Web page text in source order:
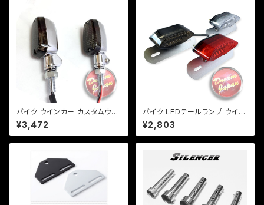
バイク ウインカー カスタムウイ
ンカー ver.1 【シルバー/スモー
クレンズ】 汎用 2個セット CB/X
JR/Z/ゼファー/バリオス/a254
¥3,472
バイク LEDテールランプ ウイン
カー 一体型テール ルーカステ
ール【レンズ色選択】 / 汎用 ル
ーカス CB XJ SR TW
¥2,803